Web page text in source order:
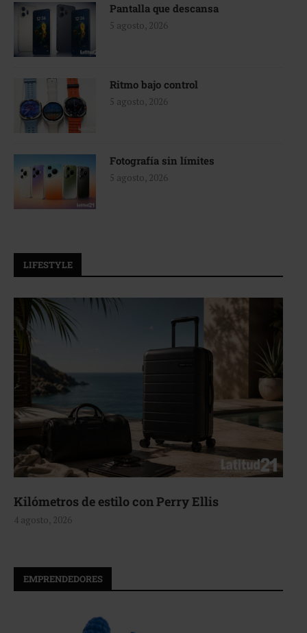
Pantalla que descansa
5 agosto, 2026
Ritmo bajo control
5 agosto, 2026
Fotografía sin límites
5 agosto, 2026
LIFESTYLE
Aerie, texturas que fluyen
4 agosto, 2026
EMPRENDEDORES